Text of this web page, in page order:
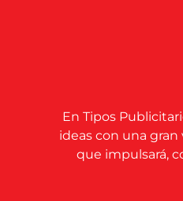
En Tipos
ideas con una
que impulsará,